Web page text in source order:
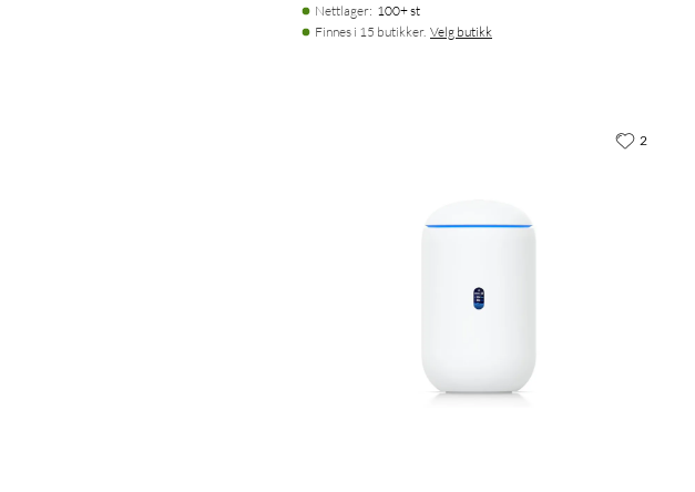
Nettlager: 100+ st
Finnes i 15 butikker. Velg butikk
2